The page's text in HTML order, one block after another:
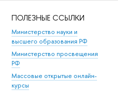
ПОЛЕЗНЫЕ ССЫЛКИ
Министерство науки и
высшего образования РФ
Министерство просвещения
РФ
Массовые открытые онлайн-
курсы